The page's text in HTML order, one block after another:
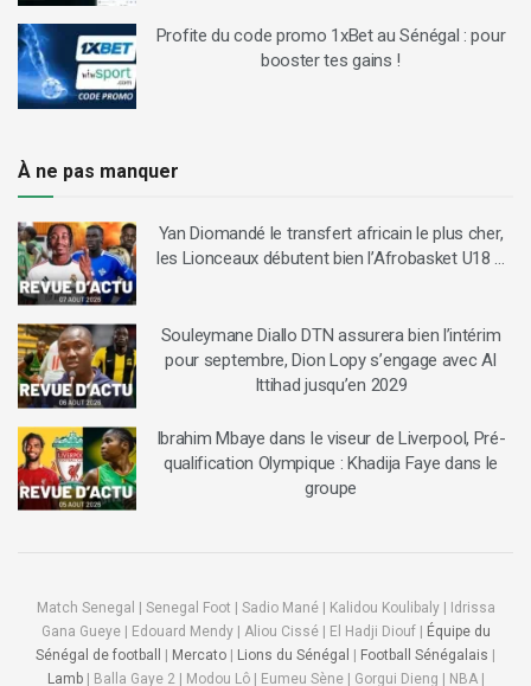
Profite du code promo 1xBet au Sénégal : pour
booster tes gains !
À ne pas manquer
Yan Diomandé le transfert africain le plus cher,
les Lionceaux débutent bien l’Afrobasket U18 …
Souleymane Diallo DTN assurera bien l’intérim
pour septembre, Dion Lopy s’engage avec Al
Ittihad jusqu’en 2029
Ibrahim Mbaye dans le viseur de Liverpool, Pré-
qualification Olympique : Khadija Faye dans le
groupe
Match Senegal | Senegal Foot | Sadio Mané | Kalidou Koulibaly | Idrissa
Gana Gueye | Edouard Mendy | Aliou Cissé | El Hadji Diouf |
Équipe du
Sénégal de football
Mercato Lions du Sénégal Football Sénégalais
Lamb| Balla Gaye 2 | Modou Lô | Eumeu Sène | Gorgui Dieng | NBA |